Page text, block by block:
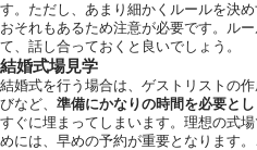
す。ただし、あまり細かくルールを決
おそれもあるため注意が必要です。ル
て、話し合っておくと良いでしょう。
結婚式場見学
結婚式を行う場合は、ゲストリストの
びなど、 準備にかなりの時間を必要とし
すぐに埋まってしまいます。理想の式
めには、早めの予約が重要となります